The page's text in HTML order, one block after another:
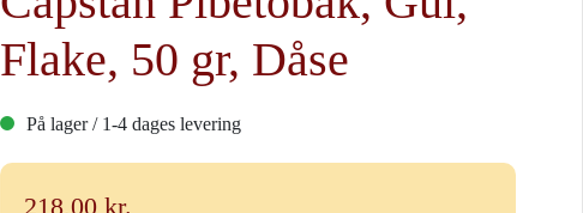
Flake, 50 gr, Dåse
På lager / 1-4 dages levering
218,00 kr.